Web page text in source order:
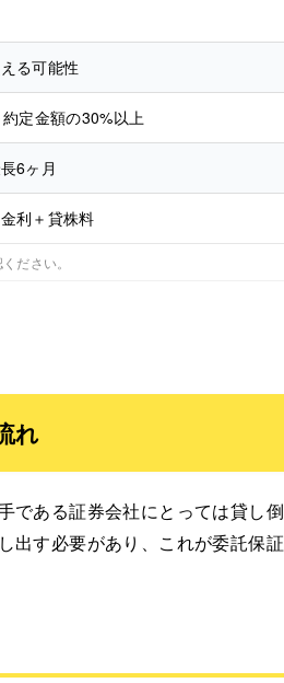
る可能性
定金額の30%以上
6ヶ月
利＋貸株料
ださい。
れ
である証券会社にとっては貸し倒
出す必要があり、これが委託保証